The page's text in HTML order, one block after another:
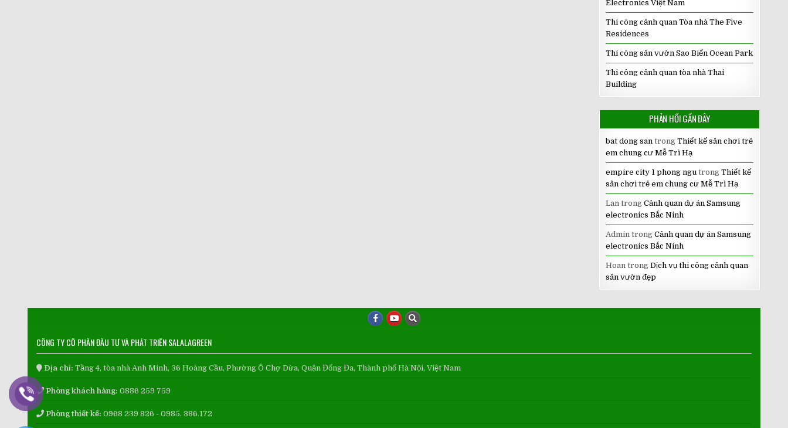
Electronics Việt Nam
Thi công cảnh quan Tòa nhà The Five
Residences
Thi công sân vườn Sao Biển Ocean Park
Thi công cảnh quan tòa nhà Thai
Building
PHẢN HỒI GẦN ĐÂY
bat dong santrong Thiết kế sân chơi trẻ
em chung cư Mễ Trì Hạ
empire city 1 phong ngutrong Thiết kế
sân chơi trẻ em chung cư Mễ Trì Hạ
Lantrong Cảnh quan dự án Samsung
electronics Bắc Ninh
Admintrong Cảnh quan dự án Samsung
electronics Bắc Ninh
Hoantrong Dịch vụ thi công cảnh quan
sân vườn đẹp
CÔNG TY CỔ PHẦN ĐẦU TƯ VÀ PHÁT TRIỂN SALALAGREEN
Địa chỉ: Tầng 4, tòa nhà Anh Minh, 36 Hoàng Cầu, Phường Ô Chợ Dừa, Quận Đống Đa, Thành phố Hà Nội, Việt Nam
Phòng khách hàng: 0886 259 759
Phòng thiết kế: 0968 239 826 - 0985. 386.172